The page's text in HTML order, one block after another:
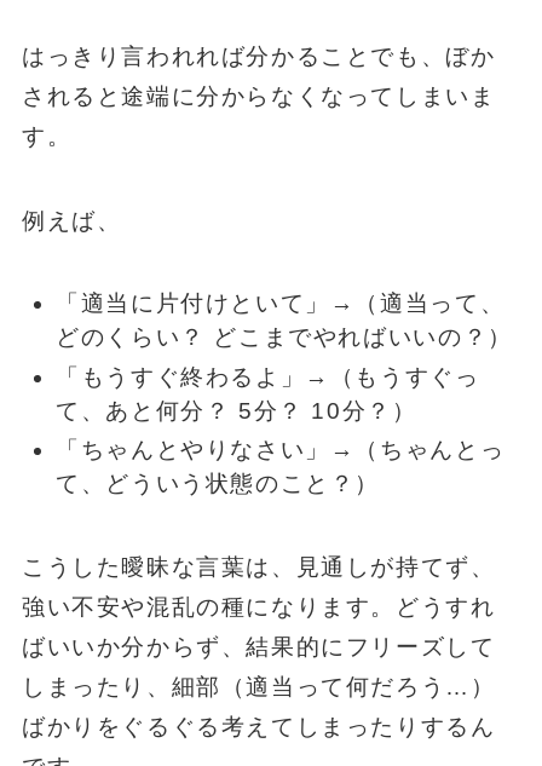
はっきり言われれば分かることでも、ぼか
されると途端に分からなくなってしまいま
す。
例えば、
「適当に片付けといて」→（適当って、
どのくらい？ どこまでやればいいの？）
「もうすぐ終わるよ」→（もうすぐっ
て、あと何分？ 5分？ 10分？）
「ちゃんとやりなさい」→（ちゃんとっ
て、どういう状態のこと？）
こうした曖昧な言葉は、見通しが持てず、
強い不安や混乱の種になります。どうすれ
ばいいか分からず、結果的にフリーズして
しまったり、細部（適当って何だろう…）
ばかりをぐるぐる考えてしまったりするん